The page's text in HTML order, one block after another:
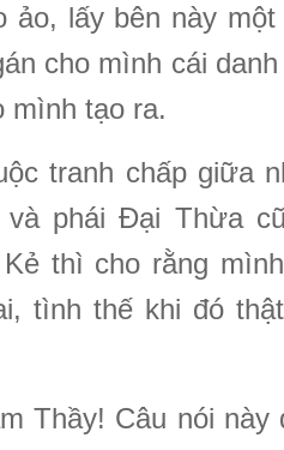
ảo, lấy bên này
cho mình cái
mình tạo ra.
tranh chấp giữa
và phái Đại Thừa
thì cho rằng
tình thế khi đó
Thầy! Câu nói này